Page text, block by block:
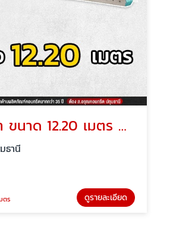
ราคาเสาไฟฟ้า ขนาด 12.20 เมตร ปทุมธานี
ธานี
ตร ดูรายละเอียด